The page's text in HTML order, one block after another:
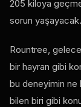
205 kiloya
sorun yaşayacak.
Rountree,
bir hayran gibi
bu deneyimin ne
bilen biri gibi